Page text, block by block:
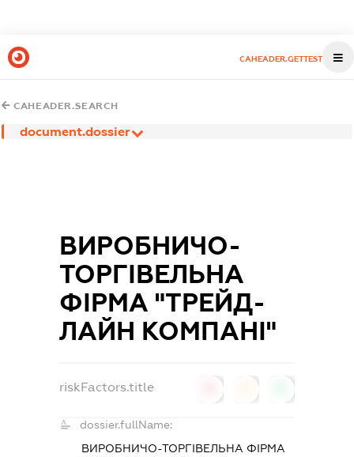
CAHEADER.GETTEST
CAHEADER.SEARCH
document.dossier
ВИРОБНИЧО-
ТОРГІВЕЛЬНА
ФІРМА "ТРЕЙД-
ЛАЙН КОМПАНІ"
riskFactors.title
dossier.fullName:
ВИРОБНИЧО-ТОРГІВЕЛЬНА ФІРМА